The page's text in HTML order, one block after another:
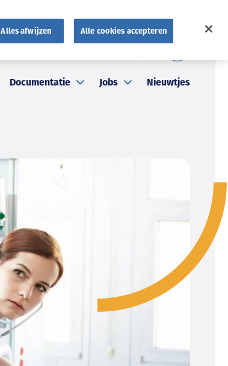
Documentatie Jobs Nieuwtjes
Alles afwijzen Alle cookies accepteren